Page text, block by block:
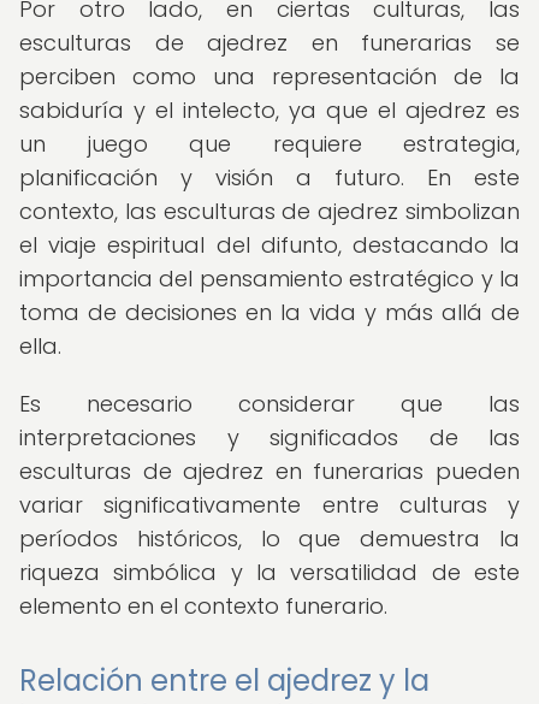
Por otro lado, en ciertas culturas, las
esculturas de ajedrez en funerarias se
perciben como una representación de la
sabiduría y el intelecto, ya que el ajedrez es
un juego que requiere estrategia,
planificación y visión a futuro. En este
contexto, las esculturas de ajedrez simbolizan
el viaje espiritual del difunto, destacando la
importancia del pensamiento estratégico y la
toma de decisiones en la vida y más allá de
ella.
Es necesario considerar que las
interpretaciones y significados de las
esculturas de ajedrez en funerarias pueden
variar significativamente entre culturas y
períodos históricos, lo que demuestra la
riqueza simbólica y la versatilidad de este
elemento en el contexto funerario.
Relación entre el ajedrez y la